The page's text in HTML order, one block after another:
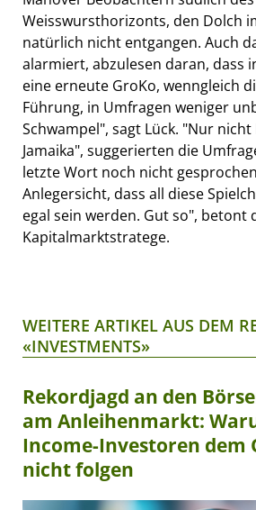
Weisswursthorizonts, den Dolch
natürlich nicht entgangen. Auch
alarmiert, abzulesen daran, dass
eine erneute GroKo, wenngleich
Führung, in Umfragen weniger
Schwampel", sagt Lück. "Nur
Jamaika", suggerierten die
letzte Wort noch nicht
Anlegersicht, dass all diese
egal sein werden. Gut so", betont
Kapitalmarktstratege.
WEITERE ARTIKEL AUS DEM
«INVESTMENTS»
Rekordjagd an den
am Anleihenmarkt:
Income-Investoren dem
nicht folgen